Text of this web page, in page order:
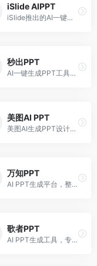
iSlide AIPPT
iSlide推出的AI一键设计精美PPT工具。面向PPT设计用户，提供模板库、内容生成、设计优化等服务，与iSlide插件深度整合。
秒出PPT
AI一键生成PPT工具，专注于快速演示文稿制作。面向职场人士，支持主题输入、内容生成、模板套用等功能，PPT生成速度快，适合紧急制作场景。
美图AI PPT
美图AI生成PPT设计工具，整合图像处理能力。面向设计师和职场人士，提供PPT生成、图片美化、设计优化等服务，视觉设计美观。
万知PPT
AI PPT生成平台，整合知识库与创作功能。面向职场人士，支持内容检索、PPT生成、设计优化等服务，知识整合能力强。
歌者PPT
AI PPT生成工具，专注于演示文稿智能创作。面向职场人士，支持主题输入、内容生成、设计美化等功能，PPT制作效率高。